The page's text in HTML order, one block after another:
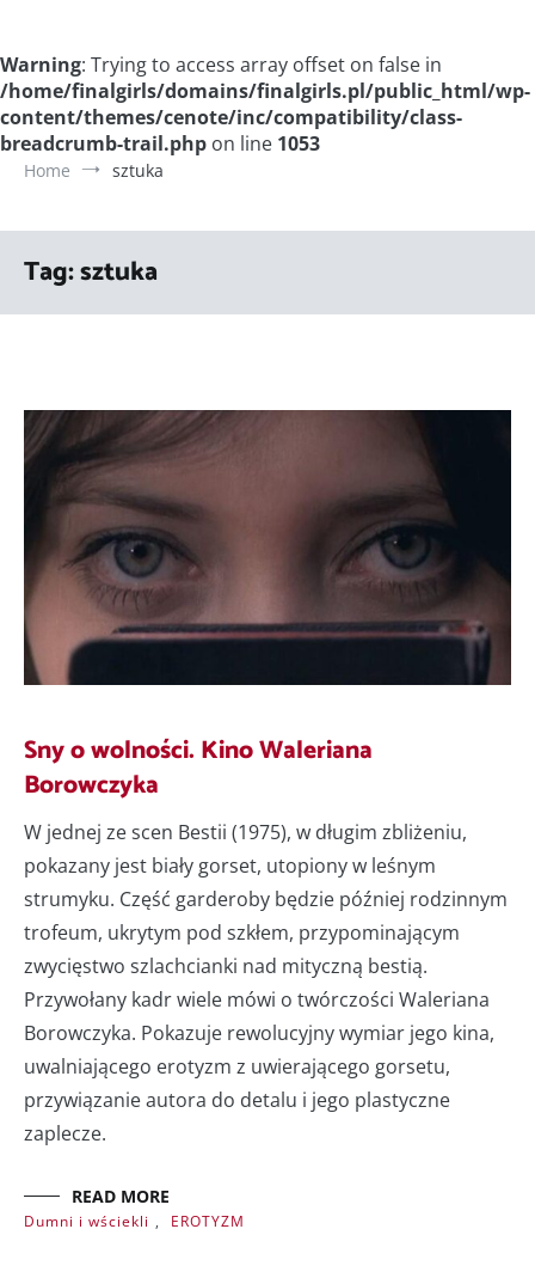
Warning: Trying to access array offset on false in
/home/finalgirls/domains/finalgirls.pl/public_html/wp-
content/themes/cenote/inc/compatibility/class-
breadcrumb-trail.php on line 1053
Home sztuka
Tag:sztuka
Sny o wolności. Kino Waleriana
Borowczyka
W jednej ze scen Bestii (1975), w długim zbliżeniu,
pokazany jest biały gorset, utopiony w leśnym
strumyku. Część garderoby będzie później rodzinnym
trofeum, ukrytym pod szkłem, przypominającym
zwycięstwo szlachcianki nad mityczną bestią.
Przywołany kadr wiele mówi o twórczości Waleriana
Borowczyka. Pokazuje rewolucyjny wymiar jego kina,
uwalniającego erotyzm z uwierającego gorsetu,
przywiązanie autora do detalu i jego plastyczne
zaplecze.
READ MORE
Dumni i wściekli , EROTYZM